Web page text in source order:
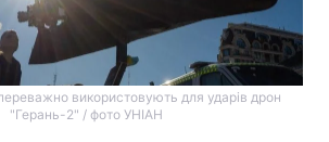
використовують для ударів дрон
"Герань-2" / фото УНІАН